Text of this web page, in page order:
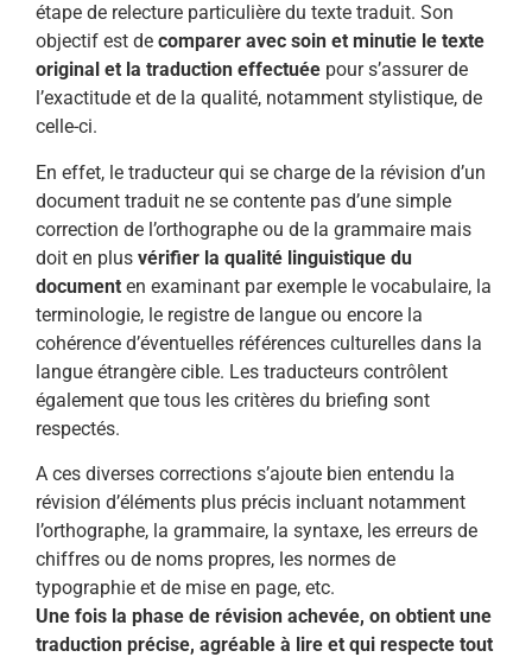
étape de relecture particulière du texte traduit. Son
objectif est de comparer avec soin et minutie le texte
original et la traduction effectuée pour s’assurer de
l’exactitude et de la qualité, notamment stylistique, de
celle-ci.
En effet, le traducteur qui se charge de la révision d’un
document traduit ne se contente pas d’une simple
correction de l’orthographe ou de la grammaire mais
doit en plus vérifier la qualité linguistique du
document en examinant par exemple le vocabulaire, la
terminologie, le registre de langue ou encore la
cohérence d’éventuelles références culturelles dans la
langue étrangère cible. Les traducteurs contrôlent
également que tous les critères du briefing sont
respectés.
A ces diverses corrections s’ajoute bien entendu la
révision d’éléments plus précis incluant notamment
l’orthographe, la grammaire, la syntaxe, les erreurs de
chiffres ou de noms propres, les normes de
typographie et de mise en page, etc.
Une fois la phase de révision achevée, on obtient une
traduction précise, agréable à lire et qui respecte tout